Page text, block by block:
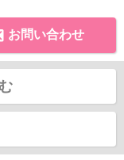
お問い合わせ